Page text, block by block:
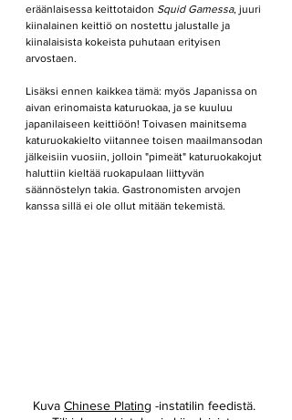
eräänlaisessa keittotaidon Squid Gamessa, juuri
kiinalainen keittiö on nostettu jalustalle ja
kiinalaisista kokeista puhutaan erityisen
arvostaen.
Lisäksi ennen kaikkea tämä: myös Japanissa on
aivan erinomaista katuruokaa, ja se kuuluu
japanilaiseen keittiöön! Toivasen mainitsema
katuruokakielto viitannee toisen maailmansodan
jälkeisiin vuosiin, jolloin "pimeät" katuruokakojut
haluttiin kieltää ruokapulaan liittyvän
säännöstelyn takia. Gastronomisten arvojen
kanssa sillä ei ole ollut mitään tekemistä.
Kuva Chinese Plating -instatilin feedistä.